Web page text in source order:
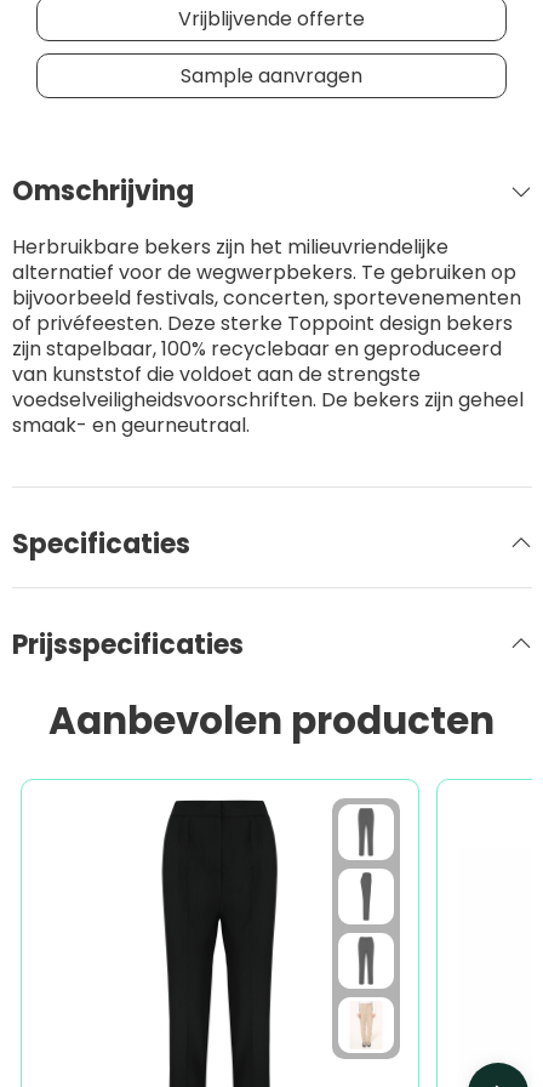
Vrijblijvende offerte
Sample aanvragen
Omschrijving
Herbruikbare bekers zijn het milieuvriendelijke
alternatief voor de wegwerpbekers. Te gebruiken op
bijvoorbeeld festivals, concerten, sportevenementen
of privéfeesten. Deze sterke Toppoint design bekers
zijn stapelbaar, 100% recyclebaar en geproduceerd
van kunststof die voldoet aan de strengste
voedselveiligheidsvoorschriften. De bekers zijn geheel
smaak- en geurneutraal.
Specificaties
Prijsspecificaties
Aanbevolen producten